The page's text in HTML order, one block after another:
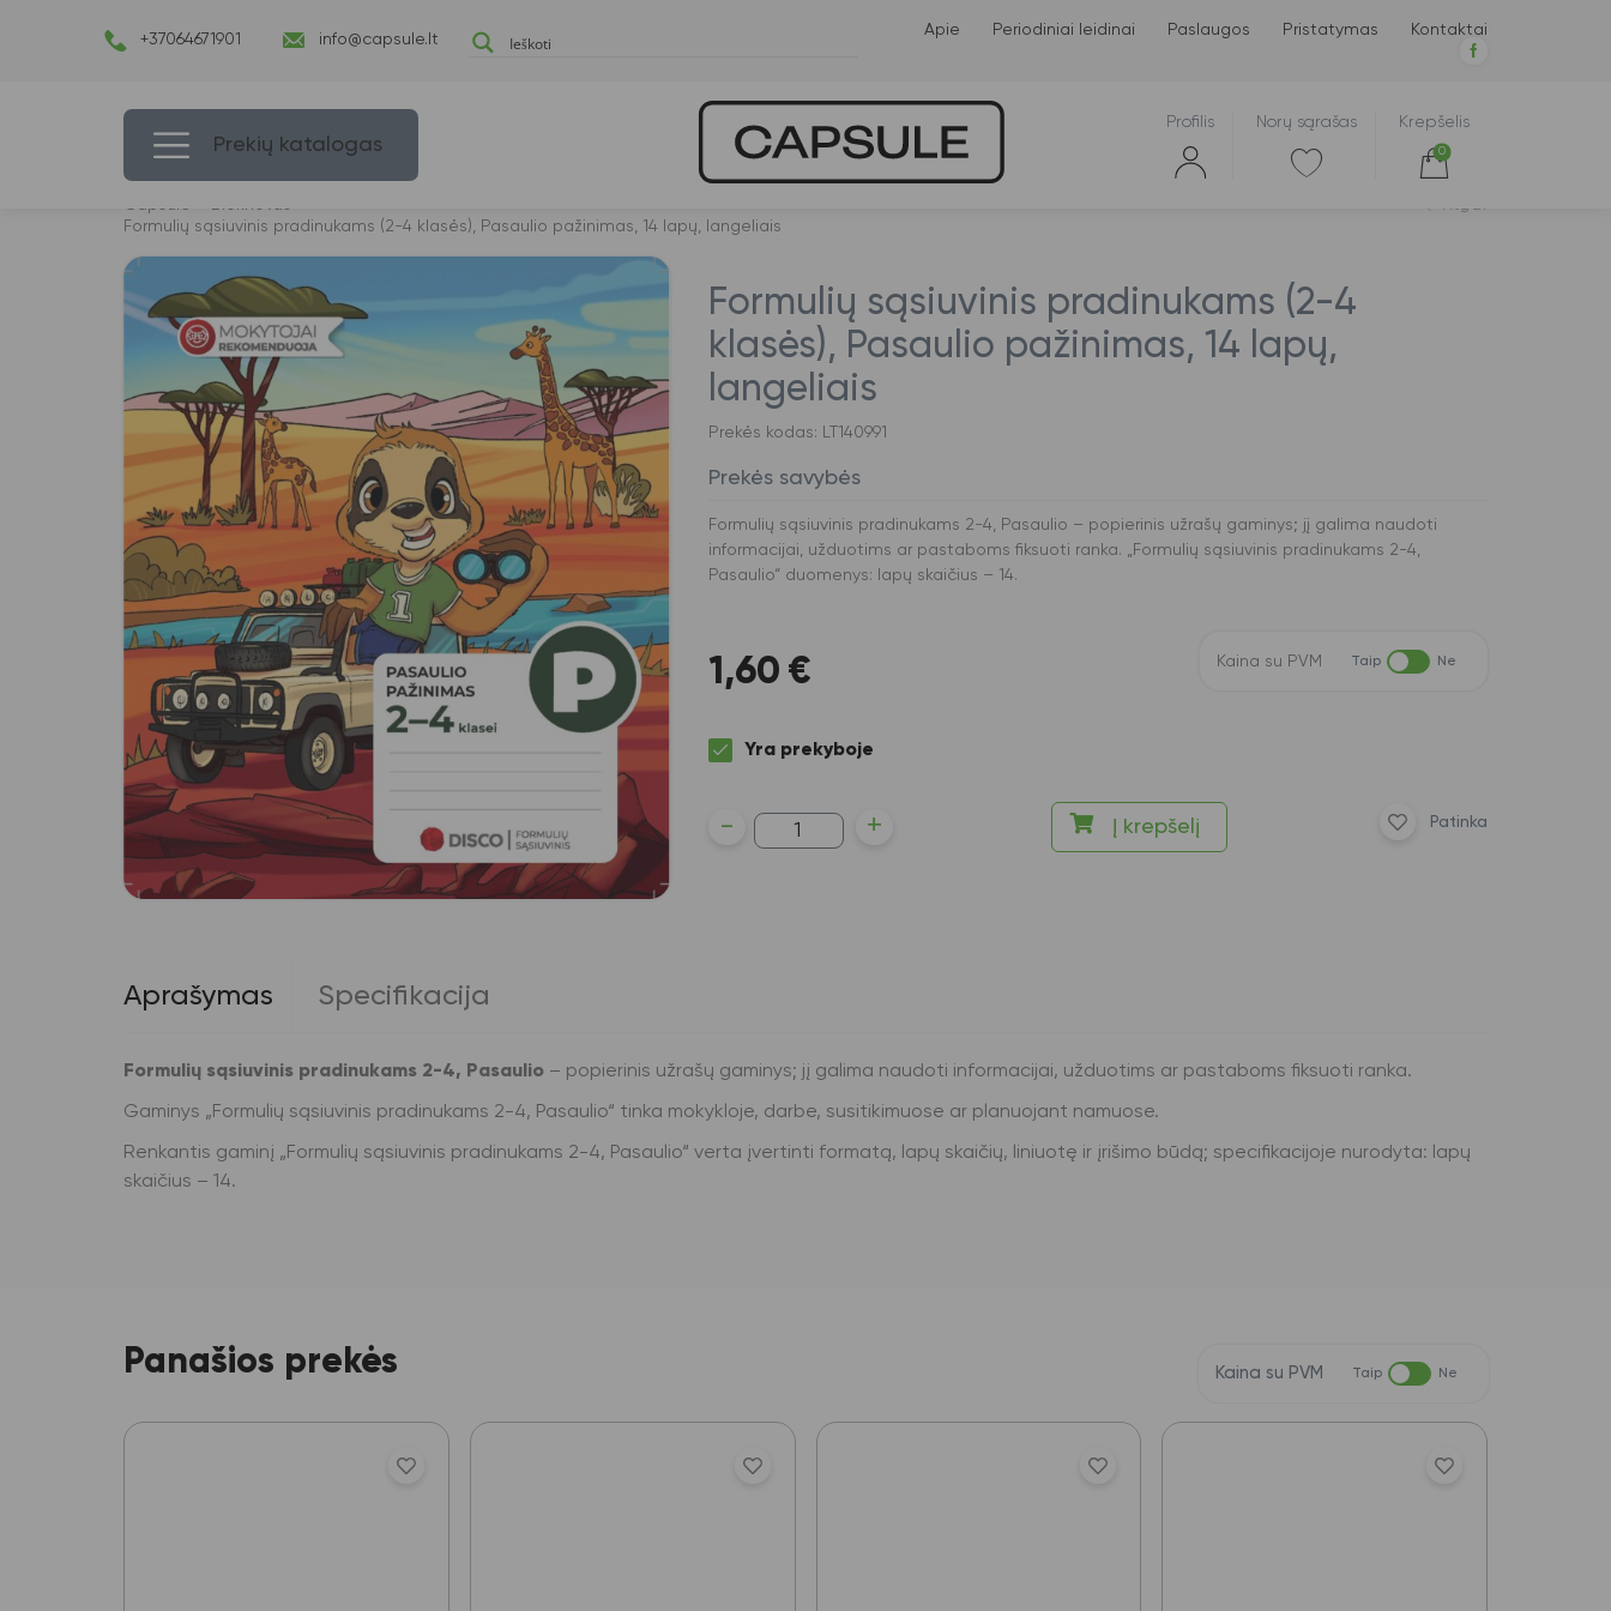
+37064671901 info@capsule.lt
Apie Periodiniai leidinai Paslaugos Pristatymas Kontaktai
Prekių katalogas
Profilis Norų sąrašas Krepšelis
0
Capsulė Bloknotas
Formulių sąsiuvinis pradinukams (2-4 klasės), Pasaulio pažinimas, 14 lapų, langeliais
Atgal
Formulių sąsiuvinis pradinukams (2-4
klasės), Pasaulio pažinimas, 14 lapų,
langeliais
Prekės kodas: LT140991
Prekės savybės
Formulių sąsiuvinis pradinukams 2-4, Pasaulio – popierinis užrašų gaminys; jį galima naudoti
informacijai, užduotims ar pastaboms fiksuoti ranka. „Formulių sąsiuvinis pradinukams 2-4,
Pasaulio“ duomenys: lapų skaičius – 14.
1,60 € Kaina su PVM Taip Ne
Yra prekyboje
produkto
kiekis:
Formulių
langeliais
- + Į krepšelį Patinka
Aprašymas Specifikacija
Formulių sąsiuvinis pradinukams 2-4, Pasaulio – popierinis užrašų gaminys; jį galima naudoti informacijai, užduotims ar pastaboms fiksuoti ranka.
Gaminys „Formulių sąsiuvinis pradinukams 2-4, Pasaulio“ tinka mokykloje, darbe, susitikimuose ar planuojant namuose.
Renkantis gaminį „Formulių sąsiuvinis pradinukams 2-4, Pasaulio“ verta įvertinti formatą, lapų skaičių, liniuotę ir įrišimo būdą; specifikacijoje nurodyta: lapų
skaičius – 14.
Panašios prekės Kaina su PVM Taip Ne